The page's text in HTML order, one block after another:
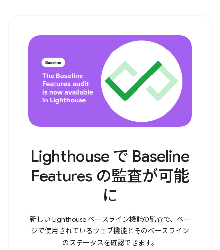
Lighthouse で Baseline
Features の監査が可能
に
新しい Lighthouse ベースライン機能の監査で、ペー
ジで使用されているウェブ機能とそのベースライン
のステータスを確認できます。